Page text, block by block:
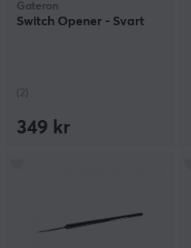
Gateron
Switch Opener - Svart
(2)
349 kr